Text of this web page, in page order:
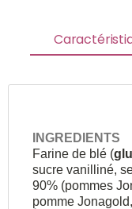
INGREDIENTS
Farine de blé (
sucre vanilliné,
90% (pommes
pomme